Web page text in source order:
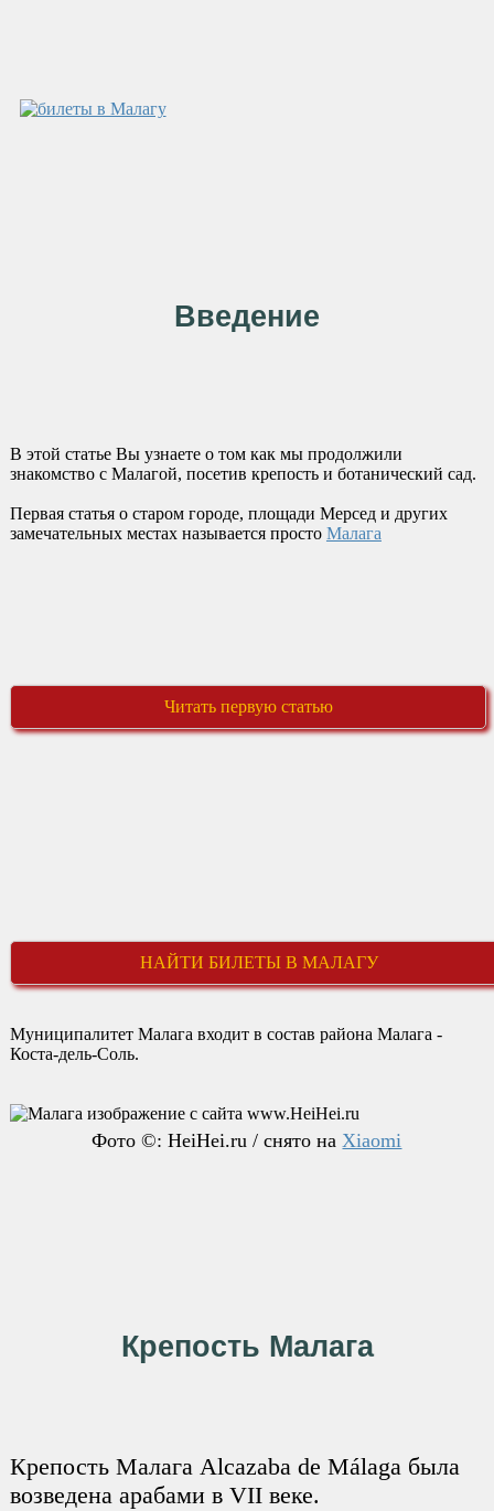
Введение
В этой статье Вы узнаете о том как мы продолжили
знакомство с Малагой, посетив крепость и ботанический сад.
Первая статья о старом городе, площади Мерсед и других
замечательных местах называется просто Малага
Читать первую статью
НАЙТИ БИЛЕТЫ В МАЛАГУ
Муниципалитет Малага входит в состав района Малага -
Коста-дель-Соль.
Фото ©: HeiHei.ru / снято наXiaomi
Крепость Малага
Крепость Малага Alcazaba de Málaga была
возведена арабами в VII веке.